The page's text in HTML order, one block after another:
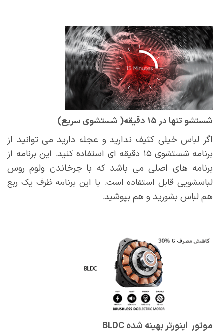
شستشو تنها در ۱۵ دقیقه( شستشوی سریع)
اگر لباس خیلی کثیف ندارید و عجله دارید می توانید از
برنامه شستشوی ۱۵ دقیقه ای استفاده کنید. این برنامه از
برنامه های اصلی می باشد که با چرخاندن ولوم روس
لباسشویی قابل استفاده است. با این برنامه ظرف یک ربع
هم لباس بشورید و هم بپوشید.
موتور اینورتر بهینه شده BLDC